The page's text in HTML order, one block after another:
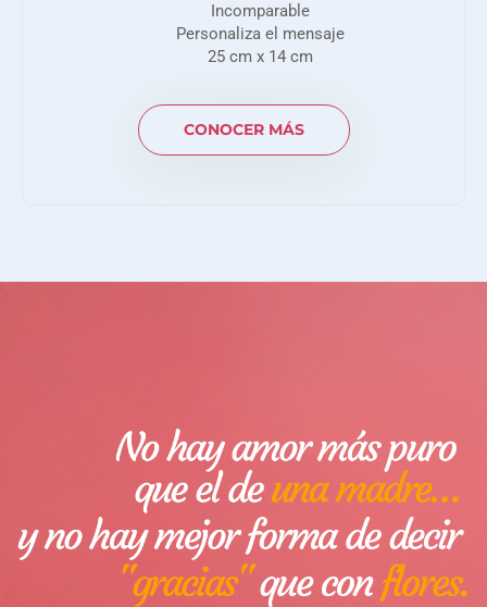
Incomparable
Personaliza el mensaje
25 cm x 14 cm
CONOCER MÁS